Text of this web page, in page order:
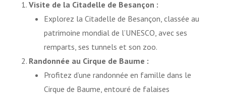
Visite de la Citadelle de Besançon :
Explorez la Citadelle de Besançon, classée au
patrimoine mondial de l’UNESCO, avec ses
remparts, ses tunnels et son zoo.
Randonnée au Cirque de Baume :
Profitez d’une randonnée en famille dans le
Cirque de Baume, entouré de falaises